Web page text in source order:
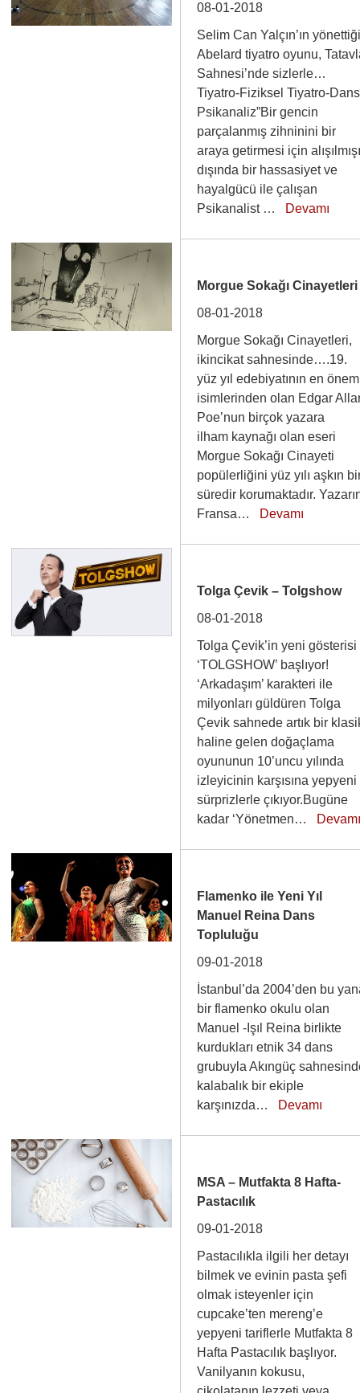
08-01-2018
Selim Can Yalçın’ın
Abelard tiyatro oyunu,
Sahnesi’nde sizlerle…
Tiyatro-Fiziksel Tiyatro-
Psikanaliz”Bir gencin
parçalanmış zihninini bir
araya getirmesi için
dışında bir hassasiyet ve
hayalgücü ile çalışan
Psikanalist … Devamı
Morgue Sokağı Cinayetleri
08-01-2018
Morgue Sokağı Cinayetleri,
ikincikat sahnesinde….19.
yüz yıl edebiyatının en
isimlerinden olan Edgar
Poe’nun birçok yazara
ilham kaynağı olan eseri
Morgue Sokağı Cinayeti
popülerliğini yüz yılı aşkın
süredir korumaktadır.
Fransa… Devamı
Tolga Çevik – Tolgshow
08-01-2018
Tolga Çevik’in yeni gösterisi
‘TOLGSHOW’ başlıyor!
‘Arkadaşım’ karakteri ile
milyonları güldüren Tolga
Çevik sahnede artık bir
haline gelen doğaçlama
oyununun 10’uncu yılında
izleyicinin karşısına yepyeni
sürprizlerle çıkıyor.Bugüne
kadar ‘Yönetmen…
Flamenko ile Yeni Yıl
Manuel Reina Dans
Topluluğu
09-01-2018
İstanbul’da 2004’den bu
bir flamenko okulu olan
Manuel -Işıl Reina birlikte
kurdukları etnik 34 dans
grubuyla Akıngüç
kalabalık bir ekiple
karşınızda… Devamı
MSA – Mutfakta 8 Hafta-
Pastacılık
09-01-2018
Pastacılıkla ilgili her detayı
bilmek ve evinin pasta şefi
olmak isteyenler için
cupcake’ten mereng’e
yepyeni tariflerle Mutfakta 8
Hafta Pastacılık başlıyor.
Vanilyanın kokusu,